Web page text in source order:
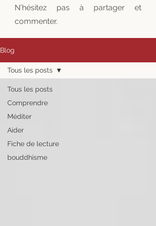
N'hésitez pas à partager et
commenter.
Blog
Tous les posts
Comprendre
Méditer
Aider
Fiche de lecture
bouddhisme
Tous les posts